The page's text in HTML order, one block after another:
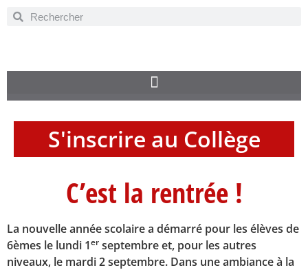
S'inscrire au Collège
C’est la rentrée !
La nouvelle année scolaire a démarré pour les élèves de
6èmes le lundi 1er septembre et, pour les autres
niveaux, le mardi 2 septembre. Dans une ambiance à la